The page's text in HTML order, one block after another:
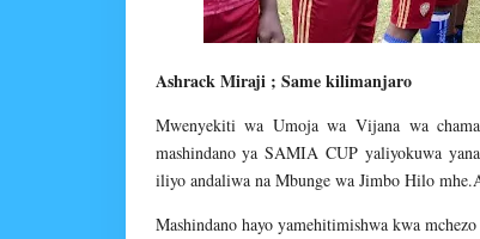
Ashrack Miraji ; Same kilimanjaro
Mwenyekiti wa Umoja wa Vijana wa
mashindano ya SAMIA CUP yaliyokuwa
iliyo andaliwa na Mbunge wa Jimbo Hilo
Mashindano hayo yamehitimishwa kwa